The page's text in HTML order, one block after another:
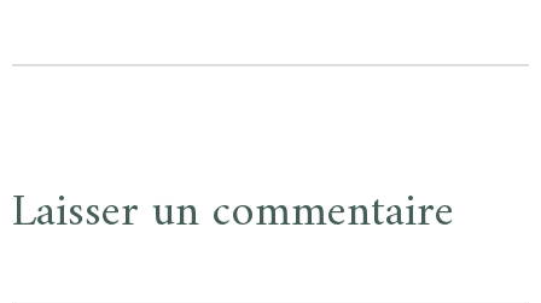
Laisser un commentaire